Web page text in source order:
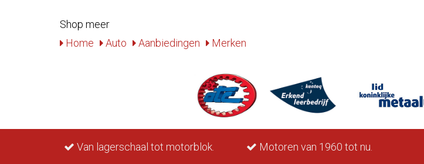
Shop meer
Home
Auto Aanbiedingen Merken
Van lagerschaal tot motorblok. Motoren van 1960 tot nu.